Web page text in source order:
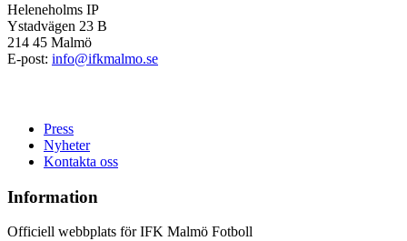
Heleneholms IP
Ystadvägen 23 B
214 45 Malmö
E-post: info@ifkmalmo.se
Press
Nyheter
Kontakta oss
Information
Officiell webbplats för IFK Malmö Fotboll